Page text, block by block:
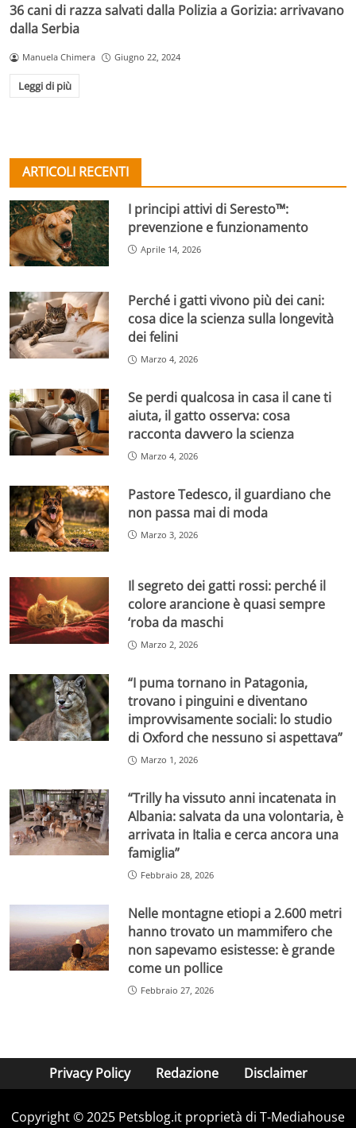
36 cani di razza salvati dalla Polizia a Gorizia: arrivavano
dalla Serbia
Manuela Chimera Giugno 22, 2024
Leggi di più
ARTICOLI RECENTI
I principi attivi di Seresto™:
prevenzione e funzionamento
Aprile 14, 2026
Perché i gatti vivono più dei cani:
cosa dice la scienza sulla longevità
dei felini
Marzo 4, 2026
Se perdi qualcosa in casa il cane ti
aiuta, il gatto osserva: cosa
racconta davvero la scienza
Marzo 4, 2026
Pastore Tedesco, il guardiano che
non passa mai di moda
Marzo 3, 2026
Il segreto dei gatti rossi: perché il
colore arancione è quasi sempre
‘roba da maschi
Marzo 2, 2026
“I puma tornano in Patagonia,
trovano i pinguini e diventano
improvvisamente sociali: lo studio
di Oxford che nessuno si aspettava”
Marzo 1, 2026
“Trilly ha vissuto anni incatenata in
Albania: salvata da una volontaria, è
arrivata in Italia e cerca ancora una
famiglia”
Febbraio 28, 2026
Nelle montagne etiopi a 2.600 metri
hanno trovato un mammifero che
non sapevamo esistesse: è grande
come un pollice
Febbraio 27, 2026
Privacy Policy Redazione Disclaimer
Copyright © 2025 Petsblog.it proprietà di T-Mediahouse